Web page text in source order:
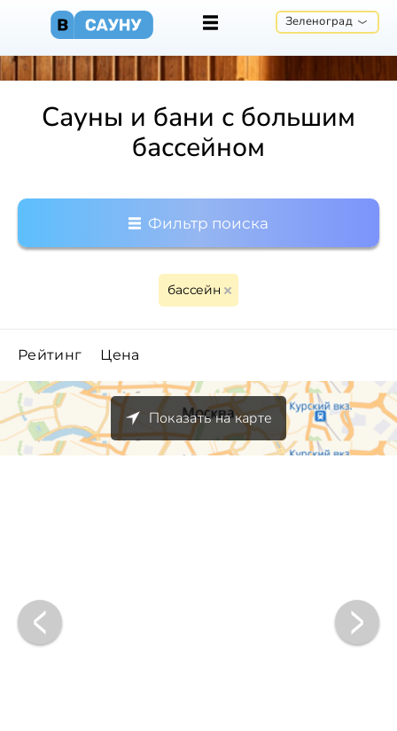
Зеленоград
Сауны и бани с большим
бассейном
Фильтр поиска
бассейн
Рейтинг Цена
Показать на карте